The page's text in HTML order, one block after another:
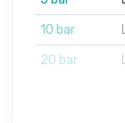
10 bar
20 bar